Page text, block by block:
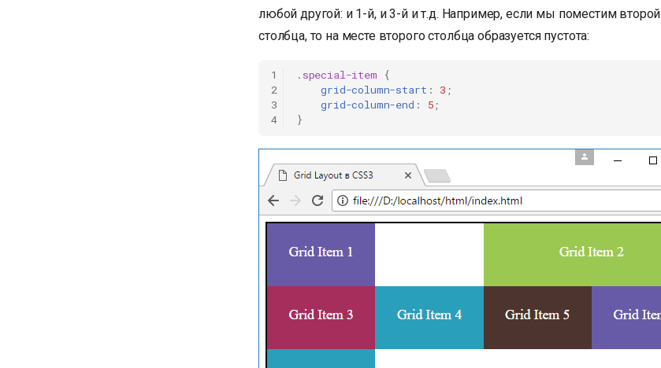
любой другой: и 1-й, и 3-й и т.д. Например, если мы поместим
столбца, то на месте второго столбца образуется пустота:
1
2
3
4
. special-item
{
grid-column-start : 3 ;
grid-column-end : 5;
}